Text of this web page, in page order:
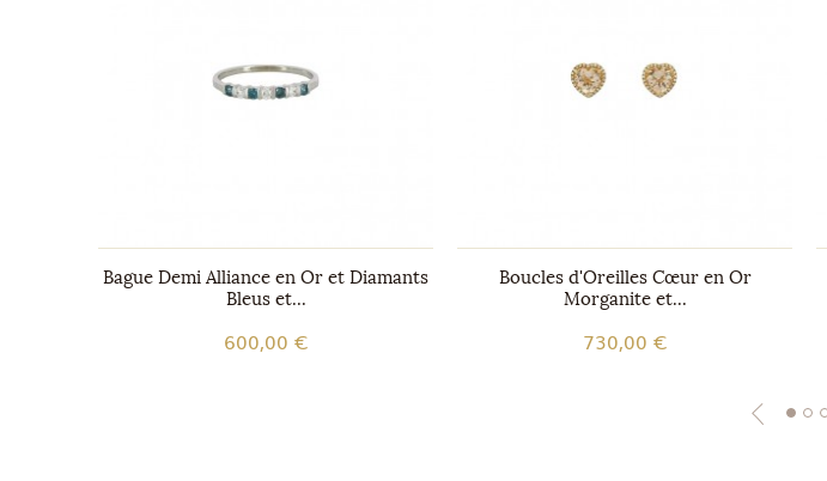
Bague Demi Alliance en Or et Diamants
Bleus et...
600,00 €
Boucles d'Oreilles Cœur en Or
Morganite et...
730,00 €